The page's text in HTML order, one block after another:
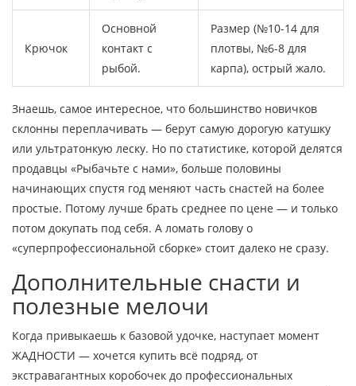
Крючок
Основной
контакт с
рыбой.
Размер (№10-14 для
плотвы, №6-8 для
карпа), острый жало.
Знаешь, самое интересное, что большинство новичков
склонны переплачивать — берут самую дорогую катушку
или ультратонкую леску. Но по статистике, которой делятся
продавцы «Рыбачьте с нами», больше половины
начинающих спустя год меняют часть снастей на более
простые. Потому лучше брать среднее по цене — и только
потом докупать под себя. А ломать голову о
«суперпрофессиональной сборке» стоит далеко не сразу.
Дополнительные снасти и
полезные мелочи
Когда привыкаешь к базовой удочке, наступает момент
ЖАДНОСТИ — хочется купить всё подряд, от
экстравагантных коробочек до профессиональных